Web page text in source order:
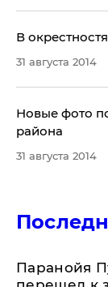
В
31 августа 2014
Новые фото
района
31 августа 2014
Паранойя